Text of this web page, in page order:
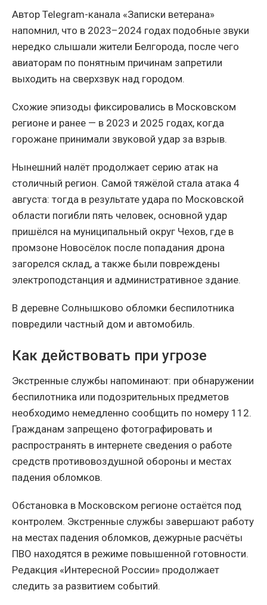
Автор Telegram-канала «Записки ветерана»
напомнил, что в 2023–2024 годах подобные звуки
нередко слышали жители Белгорода, после чего
авиаторам по понятным причинам запретили
выходить на сверхзвук над городом.
Схожие эпизоды фиксировались в Московском
регионе и ранее — в 2023 и 2025 годах, когда
горожане принимали звуковой удар за взрыв.
Нынешний налёт продолжает серию атак на
столичный регион. Самой тяжёлой стала атака 4
августа: тогда в результате удара по Московской
области погибли пять человек, основной удар
пришёлся на муниципальный округ Чехов, где в
промзоне Новосёлок после попадания дрона
загорелся склад, а также были повреждены
электроподстанция и административное здание.
В деревне Солнышково обломки беспилотника
повредили частный дом и автомобиль.
Как действовать при угрозе
Экстренные службы напоминают: при обнаружении
беспилотника или подозрительных предметов
необходимо немедленно сообщить по номеру 112.
Гражданам запрещено фотографировать и
распространять в интернете сведения о работе
средств противовоздушной обороны и местах
падения обломков.
Обстановка в Московском регионе остаётся под
контролем. Экстренные службы завершают работу
на местах падения обломков, дежурные расчёты
ПВО находятся в режиме повышенной готовности.
Редакция «Интересной России» продолжает
следить за развитием событий.